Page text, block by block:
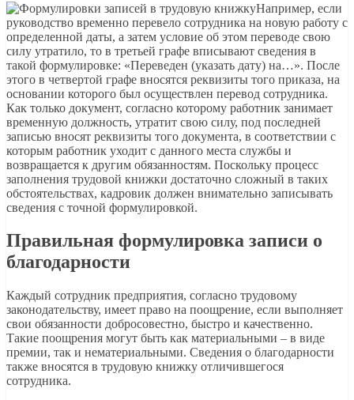
Например, если
руководство временно перевело сотрудника на новую работу с
определенной даты, а затем условие об этом переводе свою
силу утратило, то в третьей графе вписывают сведения в
такой формулировке: «Переведен (указать дату) на…». После
этого в четвертой графе вносятся реквизиты того приказа, на
основании которого был осуществлен перевод сотрудника.
Как только документ, согласно которому работник занимает
временную должность, утратит свою силу, под последней
записью вносят реквизиты того документа, в соответствии с
которым работник уходит с данного места службы и
возвращается к другим обязанностям. Поскольку процесс
заполнения трудовой книжки достаточно сложный в таких
обстоятельствах, кадровик должен внимательно записывать
сведения с точной формулировкой.
Правильная формулировка записи о
благодарности
Каждый сотрудник предприятия, согласно трудовому
законодательству, имеет право на поощрение, если выполняет
свои обязанности добросовестно, быстро и качественно.
Такие поощрения могут быть как материальными – в виде
премии, так и нематериальными. Сведения о благодарности
также вносятся в трудовую книжку отличившегося
сотрудника.